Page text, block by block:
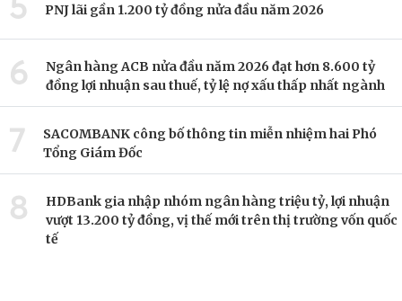
PNJ lãi gần 1.200 tỷ đồng nửa đầu năm 2026
6
Ngân hàng ACB nửa đầu năm 2026 đạt hơn 8.600 tỷ
đồng lợi nhuận sau thuế, tỷ lệ nợ xấu thấp nhất ngành
7
SACOMBANK công bố thông tin miễn nhiệm hai Phó
Tổng Giám Đốc
8
HDBank gia nhập nhóm ngân hàng triệu tỷ, lợi nhuận
vượt 13.200 tỷ đồng, vị thế mới trên thị trường vốn quốc
tế